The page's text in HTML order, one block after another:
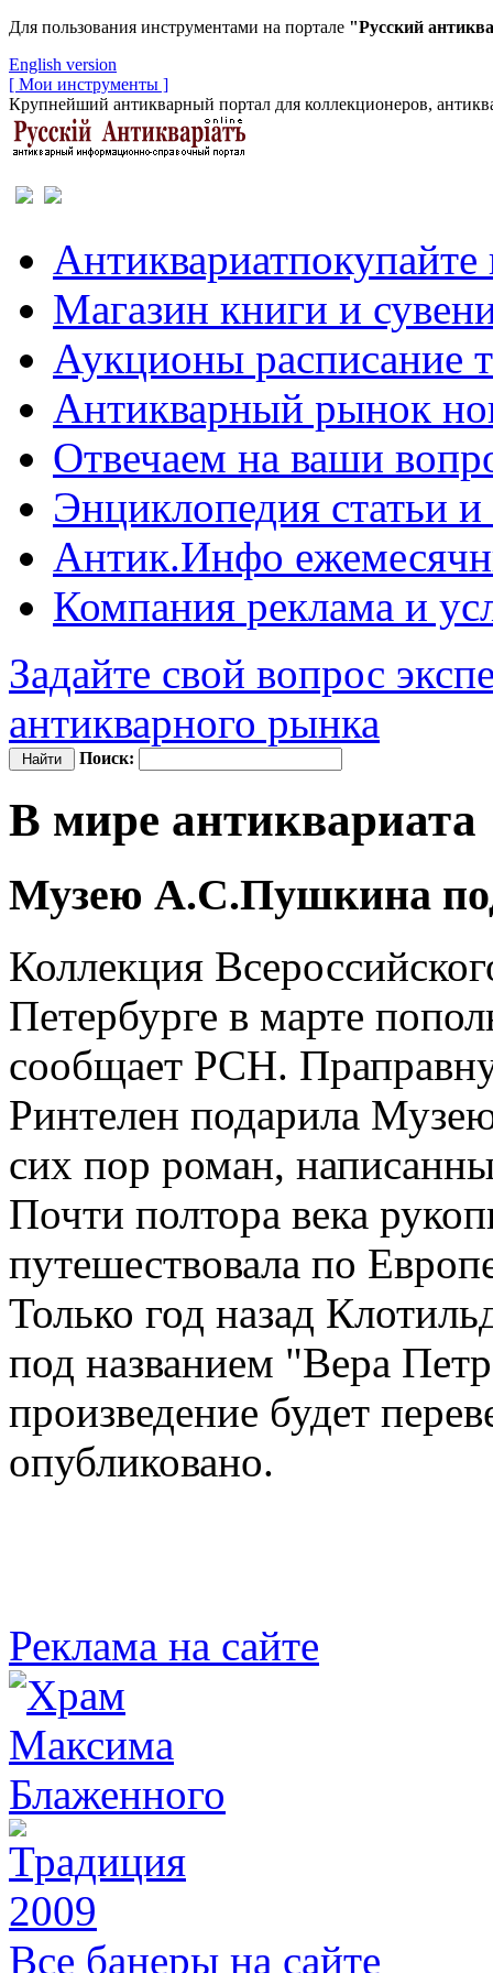
Для пользования инструментами на портале "Русский
English version
[ Мои инструменты ]
Крупнейший антикварный портал для коллекционеров,
Антиквариатпокупайте
Магазин книги и
Аукционы расписание
Антикварный рынок
Отвечаем на ваши
Энциклопедия статьи
Антик.Инфо
Компания реклама и
Задайте свой вопрос
антикварного рынка
Поиск:
В мире антиквариата
Музею А.С.Пушкина
Коллекция
Петербурге в марте
сообщает РСН.
Ринтелен подарила
сих пор роман,
Почти полтора века
путешествовала по
Только год назад
под названием "Вера
произведение будет
опубликовано.
Реклама на сайте
Все банеры на сайте